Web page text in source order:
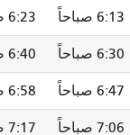
6:30 صباحاً
6:47 صباحاً
7:05 صباحاً
7:24 صباحاً